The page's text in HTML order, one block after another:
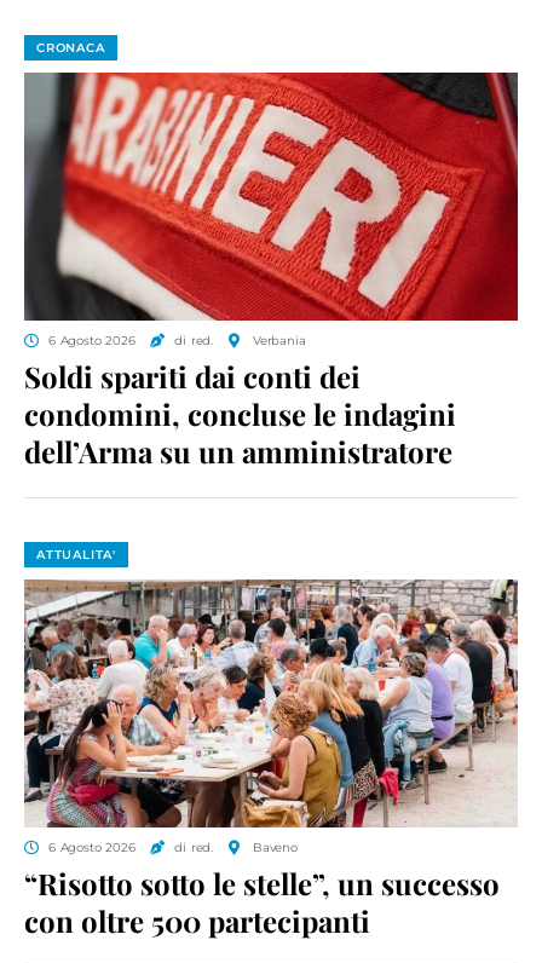
CRONACA
6 Agosto 2026 di red. Verbania
Soldi spariti dai conti dei
condomini, concluse le indagini
dell’Arma su un amministratore
ATTUALITA'
6 Agosto 2026 di red. Baveno
“Risotto sotto le stelle”, un successo
con oltre 500 partecipanti